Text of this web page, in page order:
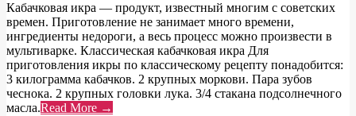
Кабачковая икра — продукт, известный многим с советских
времен. Приготовление не занимает много времени,
ингредиенты недороги, а весь процесс можно произвести в
мультиварке. Классическая кабачковая икра Для
приготовления икры по классическому рецепту понадобится:
3 килограмма кабачков. 2 крупных моркови. Пара зубов
чеснока. 2 крупных головки лука. 3/4 стакана подсолнечного
масла.Read More →